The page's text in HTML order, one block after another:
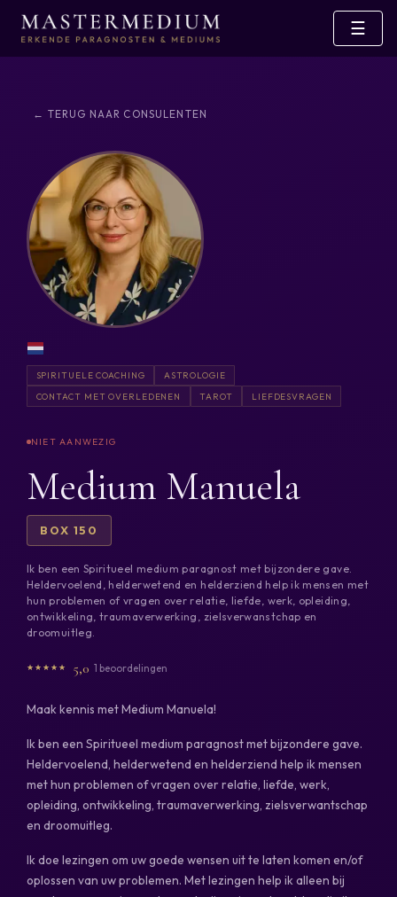
☰
← TERUG NAAR CONSULENTEN
SPIRITUELE COACHING
ASTROLOGIE
CONTACT MET OVERLEDENEN
TAROT LIEFDESVRAGEN
Medium Manuela
BOX 150
Ik ben een Spiritueel medium paragnost met bijzondere gave.
Heldervoelend, helderwetend en helderziend help ik mensen met
hun problemen of vragen over relatie, liefde, werk, opleiding,
ontwikkeling, traumaverwerking, zielsverwanstchap en
droomuitleg.
5,0 1 beoordelingen
Maak kennis met Medium Manuela!
Ik ben een Spiritueel medium paragnost met bijzondere gave.
Heldervoelend, helderwetend en helderziend help ik mensen
met hun problemen of vragen over relatie, liefde, werk,
opleiding, ontwikkeling, traumaverwerking, zielsverwantschap
en droomuitleg.
Ik doe lezingen om uw goede wensen uit te laten komen en/of
oplossen van uw problemen. Met lezingen help ik alleen bij